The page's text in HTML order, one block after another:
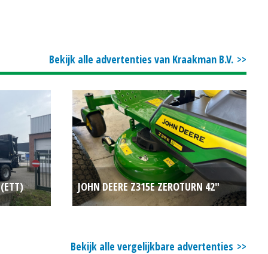
Bekijk alle advertenties van Kraakman B.V.
JOHN DEERE Z315E ZEROTURN 42"
Bekijk alle vergelijkbare advertenties